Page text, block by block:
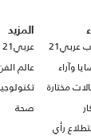
عربي21
وآراء
مختارة
رأي
المزيد
عربي21 TV
عالم
تكنولوجيا
صحة